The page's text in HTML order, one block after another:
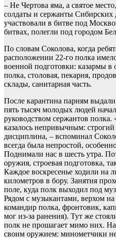
– Не Чертова яма, а святое
солдаты и сержанты Сибирских
участвовали в битве под
битвах, полегли под городом
По словам Соколова, когда
расположении 22-го полка
военной подготовки: казармы
полка, столовая, пекарня,
склады, санитарная часть.
После карантина парням
пять тысяч молодых людей
руководством сержантов полка.
казалось непривычным:
дисциплина, – вспоминал
всегда была непростой,
Поднимали нас в шесть утра.
оружия, строевая подготовка,
Каждое воскресенье ходили на
километров в бору. Занятия
поле, куда полк выходил под
Рядом с музыкантами, верхом
командир полка, фронтовик,
мог из-за ранения). Тут же
полк не прошагает мимо них.
своим оружием: минометчики